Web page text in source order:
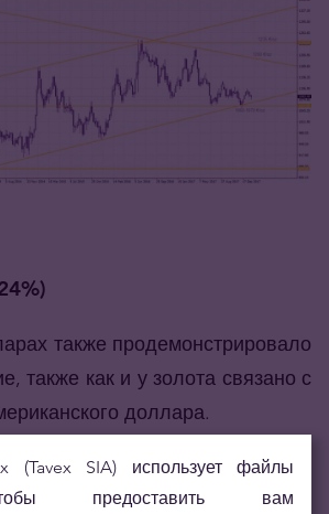
также продемонстрировало
также как и у золота связано с
доллара.
следует обратить внимание
в зоне 17,70 $/oz и в области
(Tavex SIA) использует файлы
предоставить вам